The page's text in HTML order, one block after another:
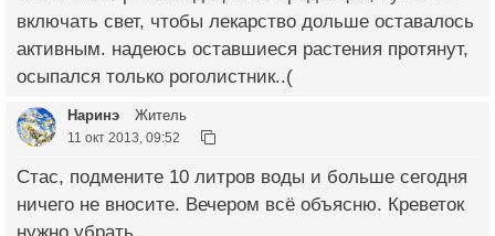
включать свет, чтобы лекарство дольше оставалось
активным. надеюсь оставшиеся растения протянут,
осыпался только роголистник..(
Наринэ Житель
11 окт 2013, 09:52
Стас, подмените 10 литров воды и больше сегодня
ничего не вносите. Вечером всё объясню. Креветок